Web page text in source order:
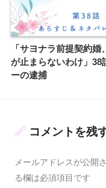
「サヨナラ前提契約婚
が止まらないわけ」38
ーの逮捕
コメントを残
メールアドレスが公開
る欄は必須項目です